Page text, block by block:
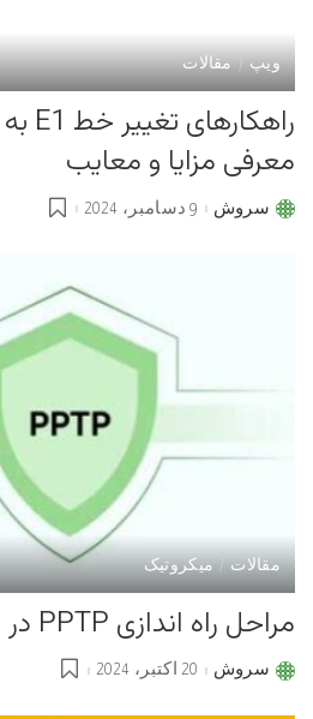
ویپ مقالات
معرفی مزایا و معایب
Postedسروش 9 دسامبر، 2024
مقالات میکروتیک
مراحل راه اندازی PPTP در میکروتیک
Postedسروش 20 اکتبر، 2024